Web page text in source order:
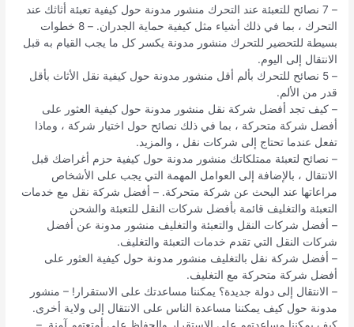
– 7 نصائح للتعبئة عند التحرك منشور مدونة حول كيفية تعبئة أثاثك عند
التحرك ، بما في ذلك أشياء مثل كيفية حماية الجدران. – 8 خطوات
بسيطة للتحضير للتحرك منشور مدونة يكسر كل ما يجب القيام به قبل
الانتقال إلى اليوم.
– 5 نصائح للتحرك بألم أقل منشور مدونة حول كيفية نقل الأثاث بأقل
قدر من الألم.
– كيف تجد أفضل شركة نقل منشور مدونة حول كيفية العثور على
أفضل شركة متحركة ، بما في ذلك نصائح حول اختيار شركة ، وماذا
تفعل عندما تحتاج إلى شركات نقل ، والمزيد.
– نصائح لتعبئة ممتلكاتك منشور مدونة حول كيفية حزم أغراضك قبل
الانتقال ، بالإضافة إلى العوامل المهمة التي يجب على الأشخاص
مراعاتها عند البحث عن شركة متحركة. – أفضل شركة نقل مع خدمات
التعبئة والتغليف قائمة بأفضل شركات النقل للتعبئة والشحن
– أفضل شركات النقل والتعبئة والتغليف منشور مدونة عن أفضل
شركات النقل التي تقدم خدمات التعبئة والتغليف.
– أفضل شركة نقل بالتغليف منشور مدونة حول كيفية العثور على
أفضل شركة متحركة مع التغليف.
– الانتقال إلى دولة جديدة؟ يمكننا مساعدتك على الاستقرار! – منشور
مدونة حول كيف يمكننا مساعدة الناس على الانتقال إلى ولاية أخرى.
كيف يمكننا مساعدتهم على الاستقرار والحفاظ على أمتعتهم آمنة. –